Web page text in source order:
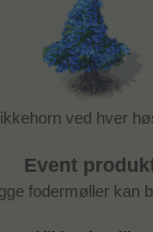
ved hver
Event
fodermøller kan